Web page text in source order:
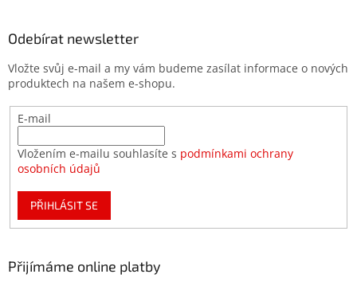
Odebírat newsletter
Vložte svůj e-mail a my vám budeme zasílat informace o nových
produktech na našem e-shopu.
E-mail
Vložením e-mailu souhlasíte s podmínkami ochrany
osobních údajů
PŘIHLÁSIT SE
Přijímáme online platby